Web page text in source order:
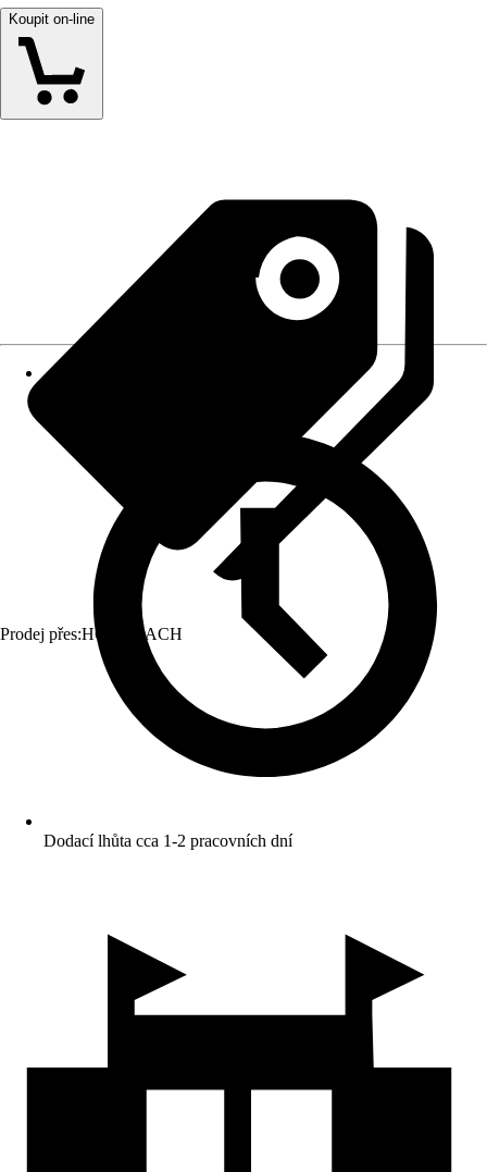
Koupit on-line
Prodej přes:HORNBACH
Dodací lhůta cca 1-2 pracovních dní